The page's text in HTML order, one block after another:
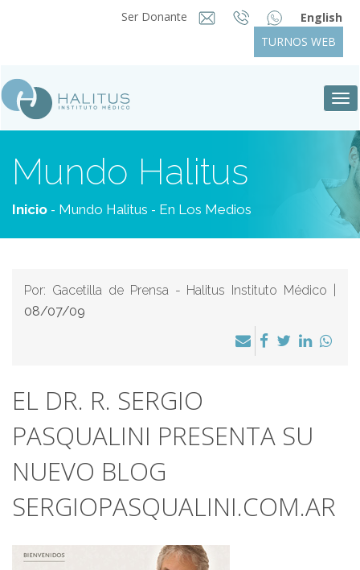
Ser Donante
English
TURNOS WEB
Mundo Halitus
Inicio - Mundo Halitus - En Los Medios
Por: Gacetilla de Prensa - Halitus Instituto Médico |
08/07/09
EL DR. R. SERGIO
PASQUALINI PRESENTA SU
NUEVO BLOG
SERGIOPASQUALINI.COM.AR